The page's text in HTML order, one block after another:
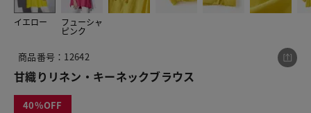
イエロー フューシャ
ピンク
1
商品番号：12642
甘織りリネン・キーネックブラウス
40
この商品をシェアする